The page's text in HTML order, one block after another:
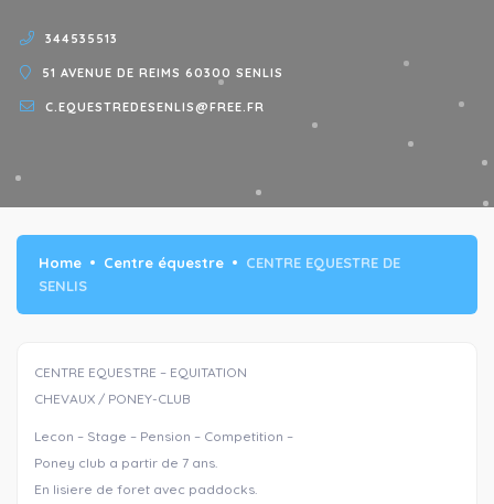
344535513
51 AVENUE DE REIMS 60300 SENLIS
C.EQUESTREDESENLIS@FREE.FR
Home Centre équestre
CENTRE EQUESTRE DE
SENLIS
CENTRE EQUESTRE – EQUITATION
CHEVAUX / PONEY-CLUB
Lecon – Stage – Pension – Competition –
Poney club a partir de 7 ans.
En lisiere de foret avec paddocks.